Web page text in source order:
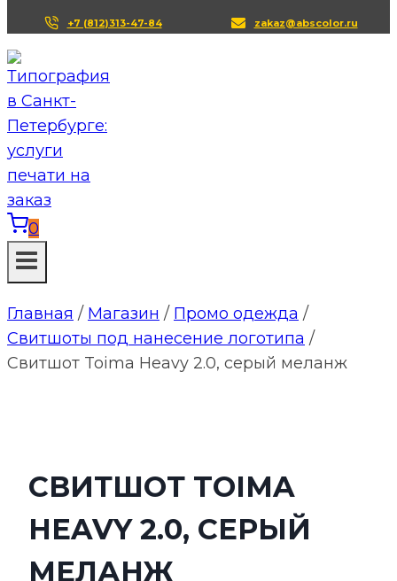
+7 (812)313-47-84 zakaz@abscolor.ru
0
Главная / Магазин / Промо одежда /
Свитшоты под нанесение логотипа /
Свитшот Toima Heavy 2.0, серый меланж
СВИТШОТ TOIMA
HEAVY 2.0, СЕРЫЙ
МЕЛАНЖ